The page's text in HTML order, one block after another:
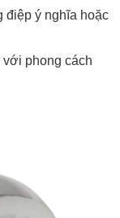
điệp ý nghĩa hoặc
với phong cách